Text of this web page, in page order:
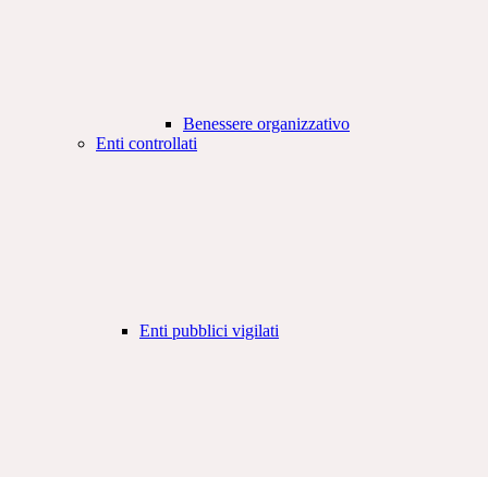
Benessere organizzativo
Enti controllati
Enti pubblici vigilati